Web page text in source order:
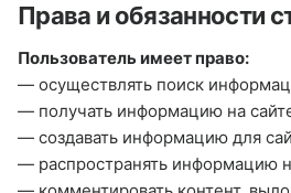
Права и обязанности
Пользователь имеет право:
— осуществлять поиск
— получать информацию на
— создавать информацию для
— распространять информацию